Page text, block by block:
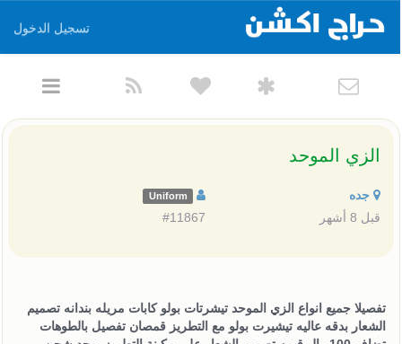
تسجيل الدخول
الزي الموحد
جده Uniform
قبل 8 أشهر #11867
تفصيلا جميع انواع الزي الموحد تيشرتات بولو كابات مريله بندانه تصميم
الشعار بدقه عاليه تيشيرت بولو مع التطريز قمصان تفصيل بالطوهات